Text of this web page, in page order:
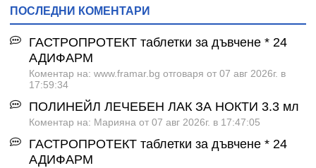
ПОСЛЕДНИ КОМЕНТАРИ
ГАСТРОПРОТЕКТ таблетки за дъвчене * 24
АДИФАРМ
Коментар на: www.framar.bg отговаря от 07 авг 2026г. в
17:59:34
ПОЛИНЕЙЛ ЛЕЧЕБЕН ЛАК ЗА НОКТИ 3.3 мл
Коментар на: Марияна от 07 авг 2026г. в 17:47:05
ГАСТРОПРОТЕКТ таблетки за дъвчене * 24
АДИФАРМ